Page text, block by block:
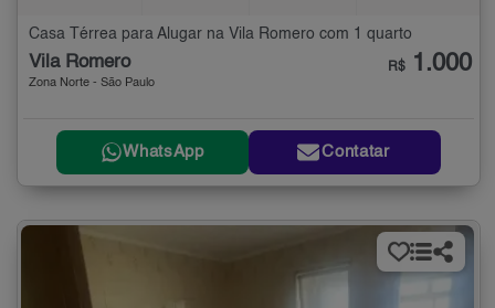
Casa Térrea para Alugar na Vila Romero com 1 quarto
Vila Romero
Zona Norte - São Paulo
R$ 1.000
WhatsApp Contatar